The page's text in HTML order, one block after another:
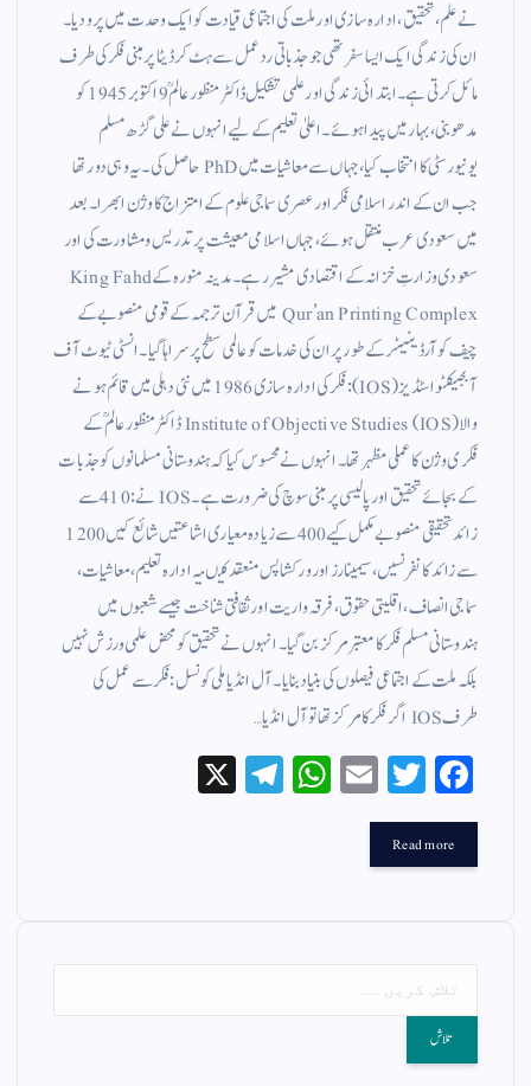
نے علم، تحقیق، ادارہ سازی اور ملت کی اجتماعی قیادت کو ایک وحدت میں پرو دیا۔
ان کی زندگی ایک ایسا سفر تھی جو جذباتی ردعمل سے ہٹ کر ڈیٹا پر مبنی فکر کی طرف
مائل کرتی ہے۔ ابتدائی زندگی اور علمی تشکیل ڈاکٹر منظور عالمؒ 9 اکتوبر 1945 کو
مدھوبنی، بہار میں پیدا ہوئے۔ اعلیٰ تعلیم کے لیے انہوں نے علی گڑھ مسلم
یونیورسٹی کا انتخاب کیا، جہاں سے معاشیات میں PhD حاصل کی۔ یہ وہی دور تھا
جب ان کے اندر اسلامی فکر اور عصری سماجی علوم کے امتزاج کا وژن ابھرا۔ بعد
میں سعودی عرب منتقل ہوئے، جہاں اسلامی معیشت پر تدریس و مشاورت کی اور
سعودی وزارتِ خزانہ کے اقتصادی مشیر رہے۔ مدینہ منورہ کے King Fahd
Qur’an Printing Complex میں قرآن ترجمہ کے قومی منصوبے کے
چیف کوآرڈینیٹر کے طور پر ان کی خدمات کو عالمی سطح پر سراہا گیا۔ انسٹی ٹیوٹ آف
آبجیکٹو اسٹڈیز (IOS): فکر کی ادارہ سازی 1986 میں نئی دہلی میں قائم ہونے
والا Institute of Objective Studies (IOS) ڈاکٹر منظور عالمؒ کے
فکری وژن کا عملی مظہر تھا۔ انہوں نے محسوس کیا کہ ہندوستانی مسلمانوں کو جذبات
کے بجائے تحقیق اور پالیسی پر مبنی سوچ کی ضرورت ہے۔ IOS نے:410 سے
زائد تحقیقی منصوبے مکمل کیے400 سے زیادہ معیاری اشاعتیں شائع کیں1200
سے زائد کانفرنسیں، سیمینارز اور ورکشاپس منعقد کیںیہ ادارہ تعلیم، معاشیات،
سماجی انصاف، اقلیتی حقوق، فرقہ واریت اور ثقافتی شناخت جیسے شعبوں میں
ہندوستانی مسلم فکر کا معتبر مرکز بن گیا۔ انہوں نے تحقیق کو محض علمی ورزش نہیں
بلکہ ملت کے اجتماعی فیصلوں کی بنیاد بنایا۔ آل انڈیا ملی کونسل: فکر سے عمل کی
طرف IOS اگر فکر کا مرکز تھا تو آل انڈیا…
Fa
ce
bo
ok
T
wi
r
E
m
W
ha
Te
le
Read more